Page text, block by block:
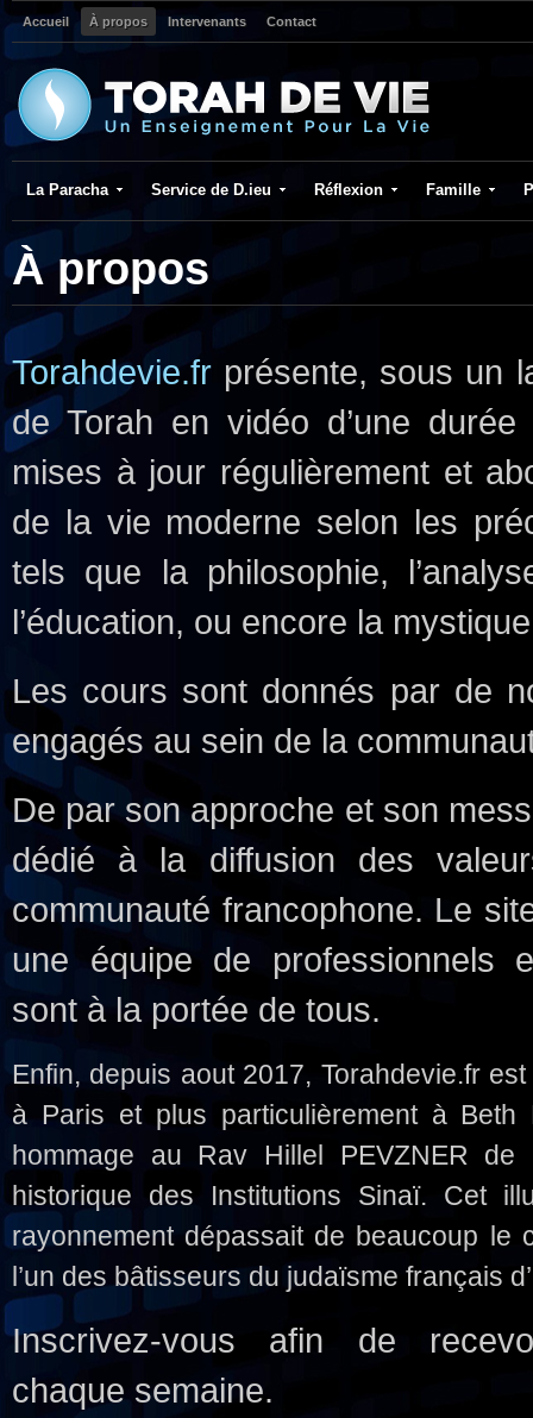
Accueil À propos Intervenants Contact
La Paracha Service de D.ieu Réflexion Famille
À propos
Torahdevie.fr présente, sous un
de Torah en vidéo d’une
mises à jour régulièrement et
de la vie moderne selon les
tels que la philosophie,
l’éducation, ou encore la
Les cours sont donnés par de
engagés au sein de la
De par son approche et son
dédié à la diffusion des
communauté francophone. Le
une équipe de professionnels
sont à la portée de tous.
Enfin, depuis aout 2017, Torahdevie.fr est
à Paris et plus particulièrement à
hommage au Rav Hillel PEVZNER de
historique des Institutions Sinaï. Cet
rayonnement dépassait de beaucoup le
l’un des bâtisseurs du judaïsme français
Inscrivez-vous afin de
chaque semaine.